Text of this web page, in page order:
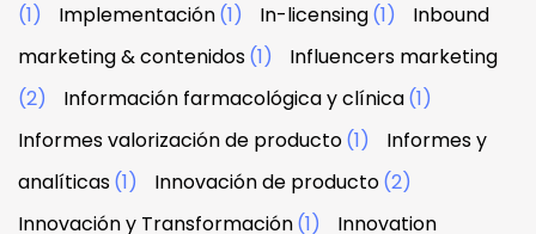
(1)
Implementación(1) In-licensing(1)
Inbound
marketing & contenidos(1)
Influencers marketing
(2)
Información farmacológica y clínica(1)
Informes valorización de producto(1)
Informes y
analíticas(1) Innovación de producto(2)
Innovación y Transformación(1)
Innovation